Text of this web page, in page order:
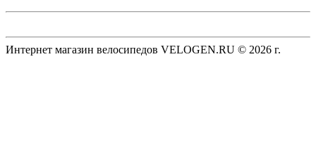
Интернет магазин велосипедов VELOGEN.RU © 2026 г.